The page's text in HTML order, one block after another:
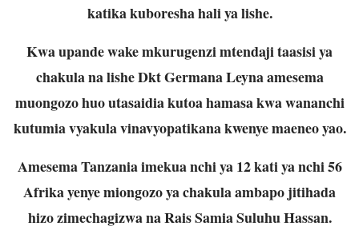
katika kuboresha hali ya lishe.
Kwa upande wake mkurugenzi mtendaji taasisi ya
chakula na lishe Dkt Germana Leyna amesema
muongozo huo utasaidia kutoa hamasa kwa wananchi
kutumia vyakula vinavyopatikana kwenye maeneo yao.
Amesema Tanzania imekua nchi ya 12 kati ya nchi 56
Afrika yenye miongozo ya chakula ambapo jitihada
hizo zimechagizwa na Rais Samia Suluhu Hassan.